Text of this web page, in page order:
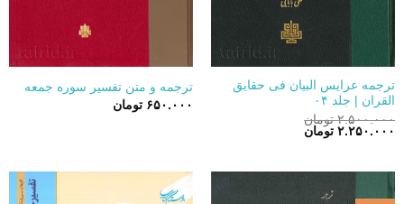
ترجمه عرایس البیان فی حقایق
القران | جلد ۰۴
۲.۵۰۰.۰۰۰ تومان
قیمت
۲.۲۵۰.۰۰۰ تومانقیمت
ترجمه و متن تفسیر سوره جمعه
۶۵۰.۰۰۰ تومان